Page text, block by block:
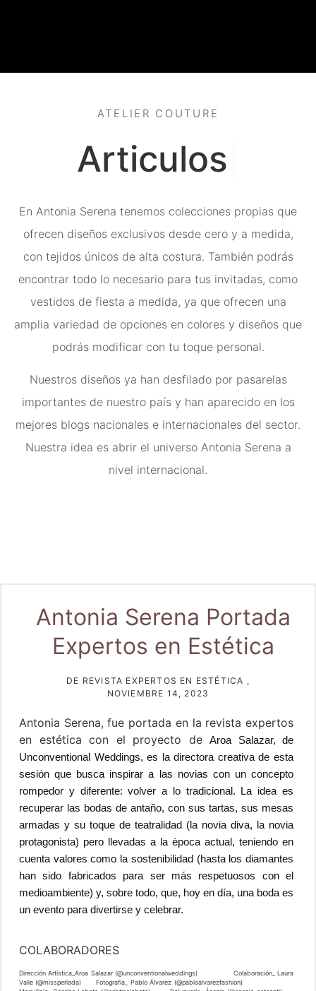
ATELIER COUTURE
En Antonia Serena tenemos colecciones propias que
ofrecen diseños exclusivos desde cero y a medida,
con tejidos únicos de alta costura. También podrás
encontrar todo lo necesario para tus invitadas, como
vestidos de fiesta a medida, ya que ofrecen una
amplia variedad de opciones en colores y diseños que
podrás modificar con tu toque personal.
Nuestros diseños ya han desfilado por pasarelas
importantes de nuestro país y han aparecido en los
mejores blogs nacionales e internacionales del sector.
Nuestra idea es abrir el universo Antonia Serena a
nivel internacional.
Antonia Serena Portada
Expertos en Estética
DE REVISTA EXPERTOS EN ESTÉTICA ,
NOVIEMBRE 14, 2023
Antonia Serena, fue portada en la revista expertos
en estética con el proyecto de Aroa Salazar, de
Unconventional Weddings, es la directora creativa de esta
sesión que busca inspirar a las novias con un concepto
rompedor y diferente: volver a lo tradicional. La idea es
recuperar las bodas de antaño, con sus tartas, sus mesas
armadas y su toque de teatralidad (la novia diva, la novia
protagonista) pero llevadas a la época actual, teniendo en
cuenta valores como la sostenibilidad (hasta los diamantes
han sido fabricados para ser más respetuosos con el
medioambiente) y, sobre todo, que, hoy en día, una boda es
un evento para divertirse y celebrar.
COLABORADORES
Dirección Artística_Aroa Salazar (@unconventionalweddings) Colaboración_ Laura
Valle (@missperlada) Fotografía_
Pablo Álvarez (@pabloalvarezfashion)